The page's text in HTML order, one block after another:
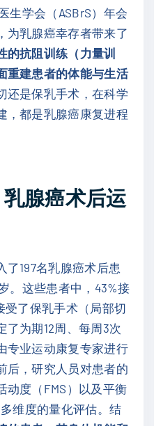
生学会（ASBrS）年会
为乳腺癌幸存者带来了
的抗阻训练（力量训
重建患者的体能与生活
还是保乳手术，在科学
，都是乳腺癌康复进程
腺癌术后运
197名乳腺癌术后患
。这些患者中，43%接
受了保乳手术（局部切
了为期12周、每周3次
专业运动康复专家进行
后，研究人员对患者的
动度（FMS）以及平衡
维度的量化评估。结